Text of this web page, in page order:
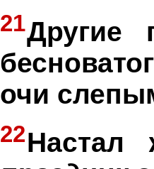
21Другие
очи
22Настал